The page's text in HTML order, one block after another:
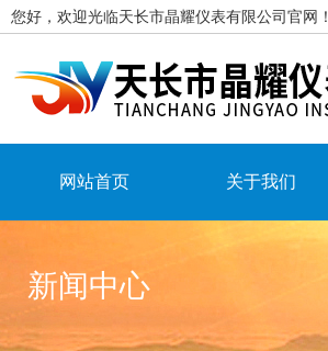
您好，欢迎光临天长市晶耀仪表有限公司官网！
网站首页 关于我们
新闻中心